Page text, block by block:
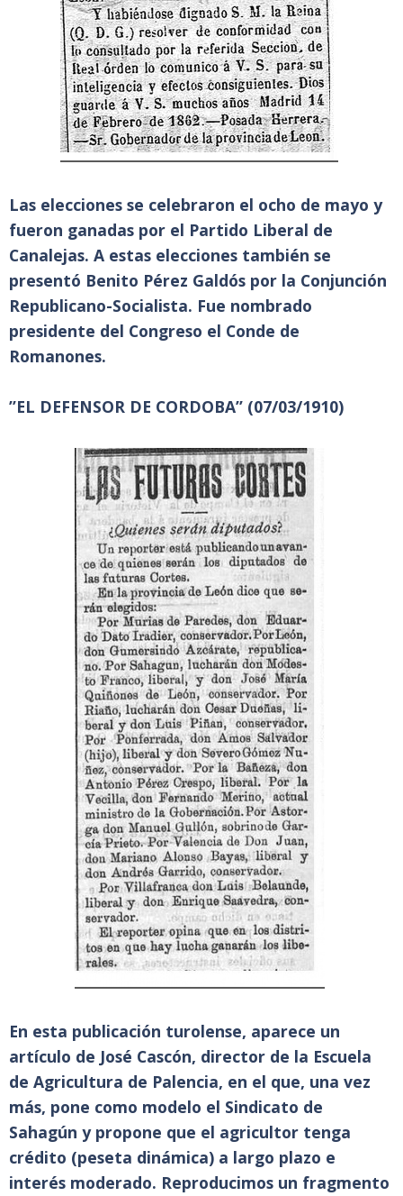
Las elecciones se celebraron el ocho de mayo y
fueron ganadas por el Partido Liberal de
Canalejas. A estas elecciones también se
presentó Benito Pérez Galdós por la Conjunción
Republicano-Socialista. Fue nombrado
presidente del Congreso el Conde de
Romanones.
”EL DEFENSOR DE CORDOBA” (07/03/1910)
En esta publicación turolense, aparece un
artículo de José Cascón, director de la Escuela
de Agricultura de Palencia, en el que, una vez
más, pone como modelo el Sindicato de
Sahagún y propone que el agricultor tenga
crédito (peseta dinámica) a largo plazo e
interés moderado. Reproducimos un fragmento